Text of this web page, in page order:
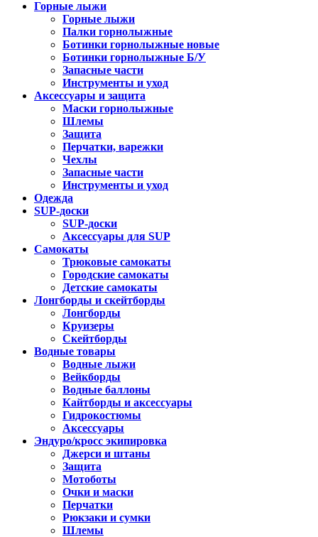
Горные лыжи
Горные лыжи
Палки горнолыжные
Ботинки горнолыжные новые
Ботинки горнолыжные Б/У
Запасные части
Инструменты и уход
Аксессуары и защита
Маски горнолыжные
Шлемы
Защита
Перчатки, варежки
Чехлы
Запасные части
Инструменты и уход
Одежда
SUP-доски
SUP-доски
Аксессуары для SUP
Самокаты
Трюковые самокаты
Городские самокаты
Детские самокаты
Лонгборды и скейтборды
Лонгборды
Круизеры
Скейтборды
Водные товары
Водные лыжи
Вейкборды
Водные баллоны
Кайтборды и аксессуары
Гидрокостюмы
Аксессуары
Эндуро/кросс экипировка
Джерси и штаны
Защита
Мотоботы
Очки и маски
Перчатки
Рюкзаки и сумки
Шлемы